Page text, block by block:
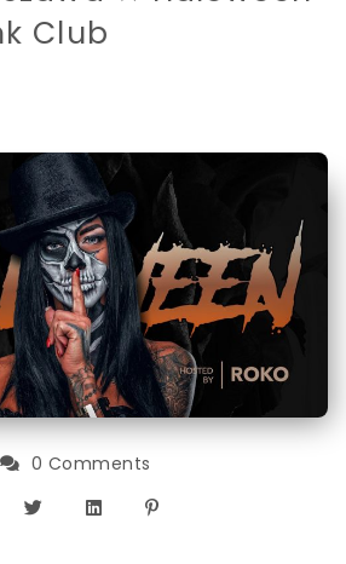
Club
0 Comments